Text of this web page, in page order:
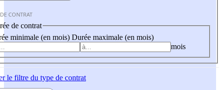
CONTRAT
de contrat
minimale (en mois) Durée maximale (en mois)
mois
le filtre du type de contrat